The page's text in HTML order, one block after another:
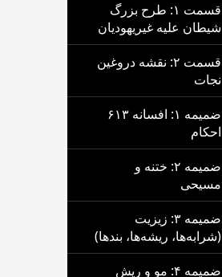
قسمت ۱: طرح بزرگ
شیطان علیه غیریهودیان
قسمت ۲: نقشه دروغین
نجات
ضمیمه ۱: افسانه ۶۱۳
احکام
ضمیمه ۲: ختنه و
مسیحی
ضمیمه ۳: زیزیت
(شرابه‌ها، ریشه‌ها، بندها)
ضمیمه ۴: مو و ریش